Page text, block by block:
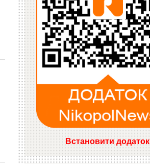
Встановити додаток